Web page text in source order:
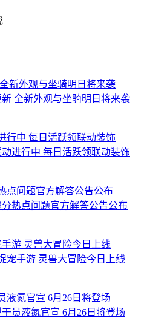
全新外观与坐骑明日将来袭
进行中 每日活跃领联动装饰
热点问题官方解答公告公布
宠手游 灵兽大冒险今日上线
员液氮官宣 6月26日将登场